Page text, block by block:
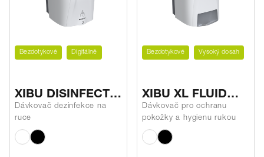
Bezdotykové Digitálně
XIBU DISINFECT
hybrid
Dávkovač dezinfekce na
ruce
Bezdotykové Vysoký dosah
XIBU XL FLUID
hybrid
Dávkovač pro ochranu
pokožky a hygienu rukou